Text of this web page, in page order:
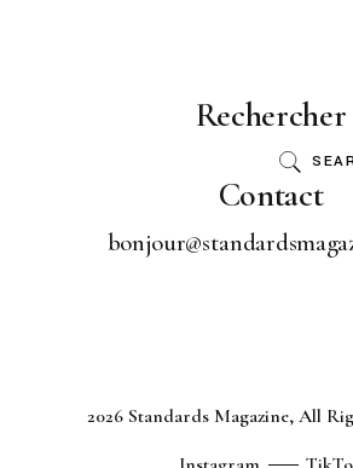
Rechercher
Contact
2026 Standards Magazine, All